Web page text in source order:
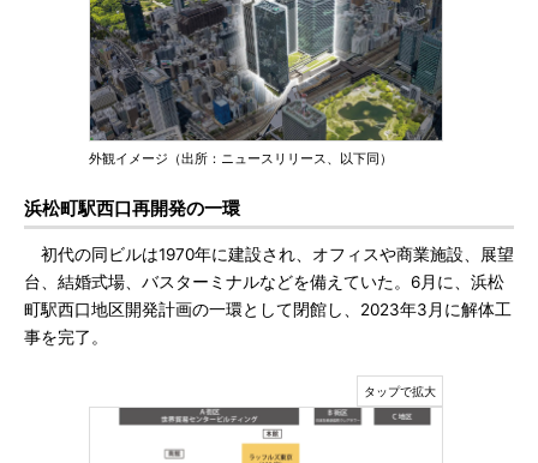
外観イメージ（出所：ニュースリリース、以下同）
浜松町駅西口再開発の一環
初代の同ビルは1970年に建設され、オフィスや商業施設、展望
台、結婚式場、バスターミナルなどを備えていた。6月に、浜松
町駅西口地区開発計画の一環として閉館し、2023年3月に解体工
事を完了。